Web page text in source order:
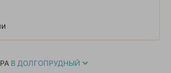
В ДОЛГОПРУДНЫЙ